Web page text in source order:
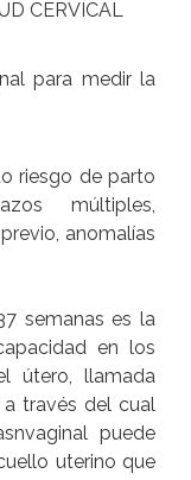
CERVICAL
para medir la
riesgo de parto
múltiples,
anomalías
semanas es la
en los
útero, llamada
través del cual
puede
uterino que